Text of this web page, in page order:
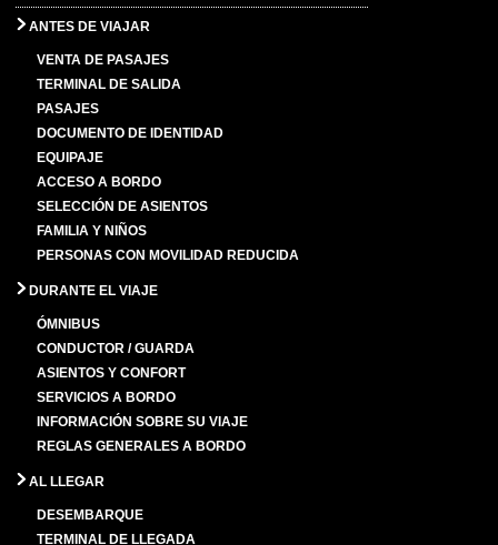
ANTES DE VIAJAR
VENTA DE PASAJES
TERMINAL DE SALIDA
PASAJES
DOCUMENTO DE IDENTIDAD
EQUIPAJE
ACCESO A BORDO
SELECCIÓN DE ASIENTOS
FAMILIA Y NIÑOS
PERSONAS CON MOVILIDAD REDUCIDA
DURANTE EL VIAJE
ÓMNIBUS
CONDUCTOR / GUARDA
ASIENTOS Y CONFORT
SERVICIOS A BORDO
INFORMACIÓN SOBRE SU VIAJE
REGLAS GENERALES A BORDO
AL LLEGAR
DESEMBARQUE
TERMINAL DE LLEGADA